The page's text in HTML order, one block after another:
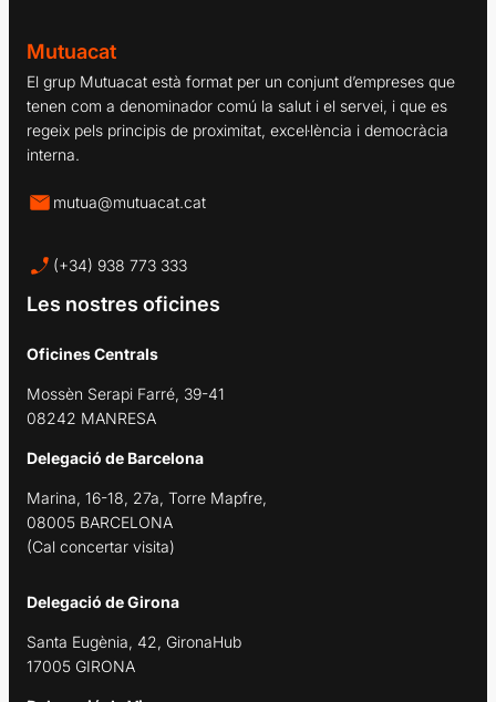
Mutuacat
El grup Mutuacat està format per un conjunt d’empreses que
tenen com a denominador comú la salut i el servei, i que es
regeix pels principis de proximitat, excel·lència i democràcia
interna.
mutua@mutuacat.cat
(+34) 938 773 333
Les nostres oficines
Oficines Centrals
Mossèn Serapi Farré, 39-41
08242 MANRESA
Delegació de Barcelona
Marina, 16-18, 27a, Torre Mapfre,
08005 BARCELONA
(Cal concertar visita)
Delegació de Girona
Santa Eugènia, 42, GironaHub
17005 GIRONA